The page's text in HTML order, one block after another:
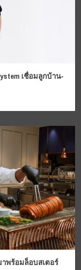
เชื่อมลูกบ้าน-
พร้อมล็อบสเตอร์